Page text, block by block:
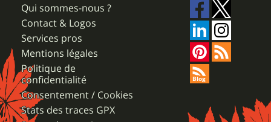
Qui sommes-nous ?
Contact & Logos
Services pros
Mentions légales
Politique de
confidentialité
Consentement / Cookies
Stats des traces GPX